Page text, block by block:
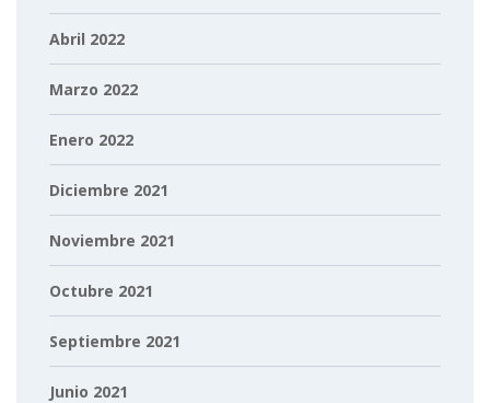
Abril 2022
Marzo 2022
Enero 2022
Diciembre 2021
Noviembre 2021
Octubre 2021
Septiembre 2021
Junio 2021